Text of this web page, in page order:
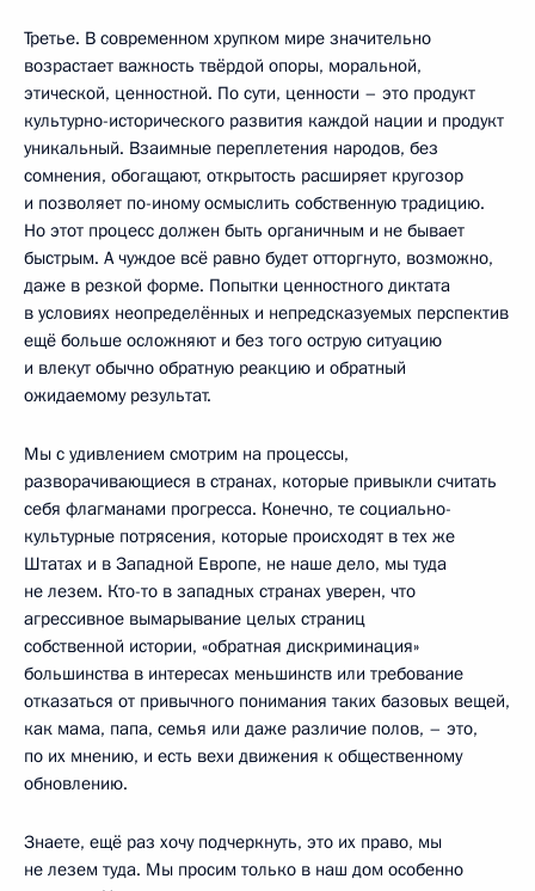
Третье. В современном хрупком мире значительно
возрастает важность твёрдой опоры, моральной,
этической, ценностной. По сути, ценности – это продукт
культурно-исторического развития каждой нации и продукт
уникальный. Взаимные переплетения народов, без
сомнения, обогащают, открытость расширяет кругозор
и позволяет по-иному осмыслить собственную традицию.
Но этот процесс должен быть органичным и не бывает
быстрым. А чуждое всё равно будет отторгнуто, возможно,
даже в резкой форме. Попытки ценностного диктата
в условиях неопределённых и непредсказуемых перспектив
ещё больше осложняют и без того острую ситуацию
и влекут обычно обратную реакцию и обратный
ожидаемому результат.
Мы с удивлением смотрим на процессы,
разворачивающиеся в странах, которые привыкли считать
себя флагманами прогресса. Конечно, те социально-
культурные потрясения, которые происходят в тех же
Штатах и в Западной Европе, не наше дело, мы туда
не лезем. Кто-то в западных странах уверен, что
агрессивное вымарывание целых страниц
собственной истории, «обратная дискриминация»
большинства в интересах меньшинств или требование
отказаться от привычного понимания таких базовых вещей,
как мама, папа, семья или даже различие полов, – это,
по их мнению, и есть вехи движения к общественному
обновлению.
Знаете, ещё раз хочу подчеркнуть, это их право, мы
не лезем туда. Мы просим только в наш дом особенно